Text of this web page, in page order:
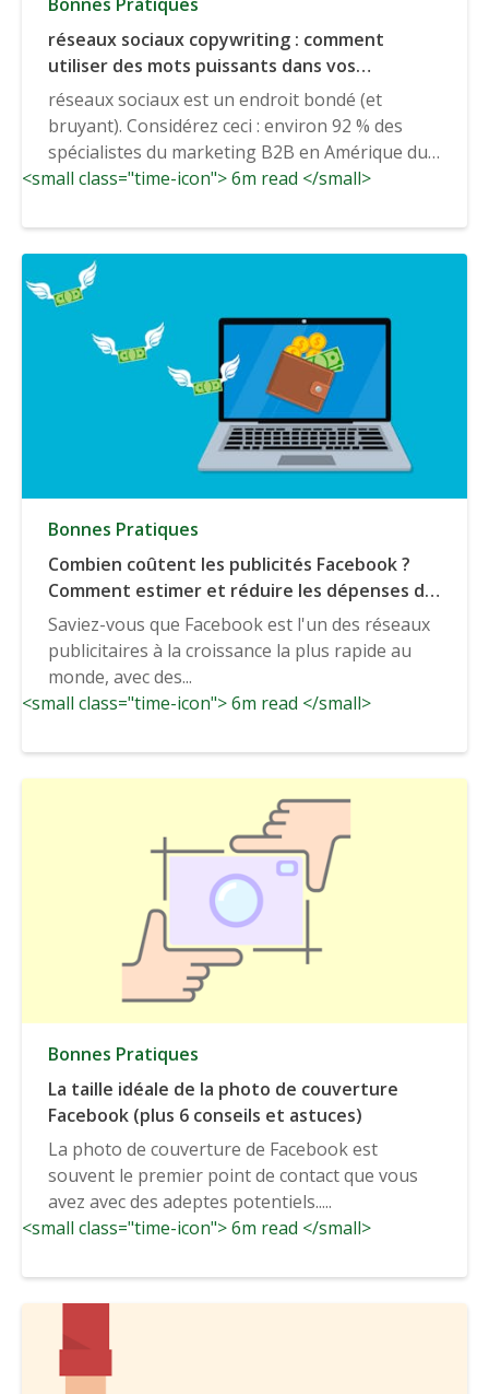
réseaux sociaux copywriting : comment
utiliser des mots puissants dans vos
campagnes réseaux sociauxmarketing
réseaux sociaux est un endroit bondé (et
bruyant). Considérez ceci : environ 92 % des
spécialistes du marketing B2B en Amérique du
Nord...
<small class="time-icon"> 6m read </small>
Bonnes Pratiques
Combien coûtent les publicités Facebook ?
Comment estimer et réduire les dépenses de
publicité sur Facebook ?
Saviez-vous que Facebook est l'un des réseaux
publicitaires à la croissance la plus rapide au
monde, avec des...
<small class="time-icon"> 6m read </small>
Bonnes Pratiques
La taille idéale de la photo de couverture
Facebook (plus 6 conseils et astuces)
La photo de couverture de Facebook est
souvent le premier point de contact que vous
avez avec des adeptes potentiels.....
<small class="time-icon"> 6m read </small>